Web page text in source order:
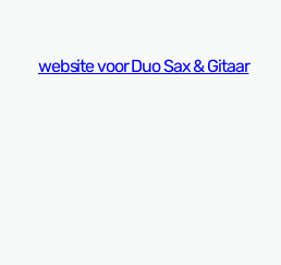
website voor Duo Sax & Gitaar